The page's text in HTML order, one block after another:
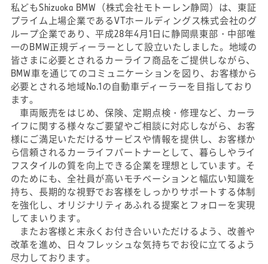
私どもShizuoka BMW（株式会社モトーレン静岡）は、東証
プライム上場企業であるVTホールディングス株式会社のグ
ループ企業であり、平成28年4月1日に静岡県東部・中部唯
一のBMW正規ディーラーとして設立いたしました。地域の
皆さまに必要とされるカーライフ商品をご提供しながら、
BMW車を通じてのコミュニケーションを図り、お客様から
必要とされる地域No.1の自動車ディーラーを目指しており
ます。
車両販売をはじめ、保険、定期点検・修理など、カーラ
イフに関する様々なご要望やご相談に対応しながら、お客
様にご満足いただけるサービスや情報を提供し、お客様か
ら信頼されるカーライフパートナーとして、暮らしやライ
フスタイルの質を向上できる企業を理想としています。そ
のためにも、全社員が高いモチベーションと幅広い知識を
持ち、長期的な視野でお客様をしっかりサポートする体制
を強化し、オリジナリティあふれる提案とフォローを実現
してまいります。
またお客様と末永くお付き合いいただけるよう、改善や
改革を進め、日々フレッシュな気持ちでお役に立てるよう
尽力しております。